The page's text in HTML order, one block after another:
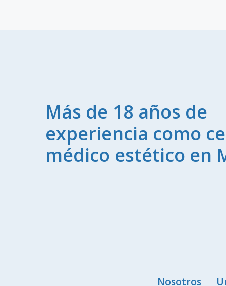
Más de 18 años de
experiencia como
médico estético en
Nosotros